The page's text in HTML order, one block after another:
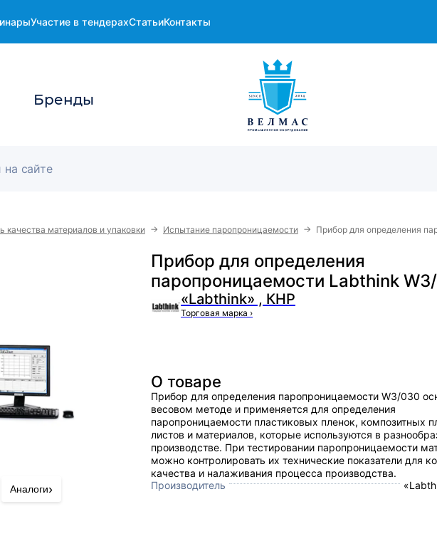
Участие в тендерахСтатьиКонтакты
Бренды
качества материалов и упаковки → Испытание паропроницаемости → Прибор для определения
Прибор для определения
паропроницаемости Labthink
«Labthink» , КНР
Торговая марка ›
Аналоги›
О товаре
​Прибор для определения паропроницаемости W3/030
весовом методе и применяется для определения
паропроницаемости пластиковых пленок, композитных
листов и материалов, которые используются в
производстве. При тестировании паропроницаемости
можно контролировать их технические показатели для
качества и налаживания процесса производства.
Производитель